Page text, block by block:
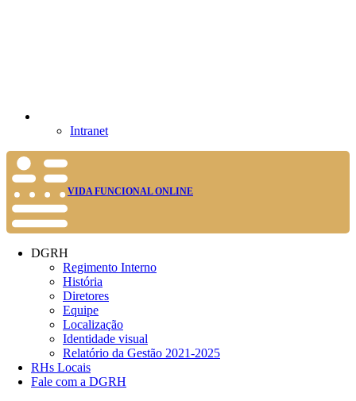
Intranet
VIDA FUNCIONAL ONLINE
DGRH
Regimento Interno
História
Diretores
Equipe
Localização
Identidade visual
Relatório da Gestão 2021-2025
RHs Locais
Fale com a DGRH